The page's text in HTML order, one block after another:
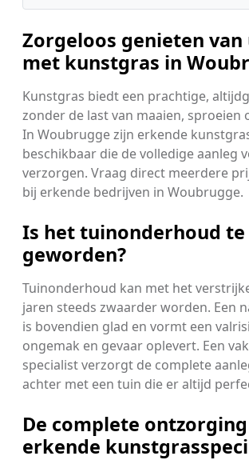
Zorgeloos genieten
met kunstgras in
Kunstgras biedt een prachtige,
zonder de last van maaien, sproeien
In Woubrugge zijn erkende
beschikbaar die de volledige aanleg
verzorgen. Vraag direct meerdere
bij erkende bedrijven in Woubrugge.
Is het tuinonderhoud te
geworden?
Tuinonderhoud kan met het
jaren steeds zwaarder worden. Een
is bovendien glad en vormt een
ongemak en gevaar oplevert. Een
specialist verzorgt de complete
achter met een tuin die er altijd
De complete
erkende